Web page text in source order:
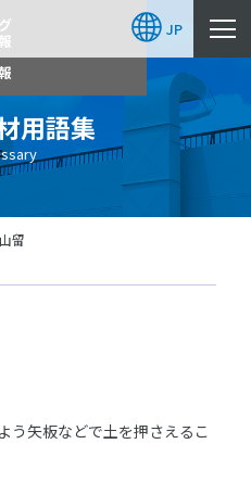
JP
用語集
山留
う矢板などで土を押さえるこ